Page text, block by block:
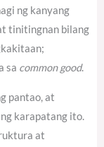
ng kanyang
tinitingnan bilang
sa common good.
pantao, at
karapatang ito.
at